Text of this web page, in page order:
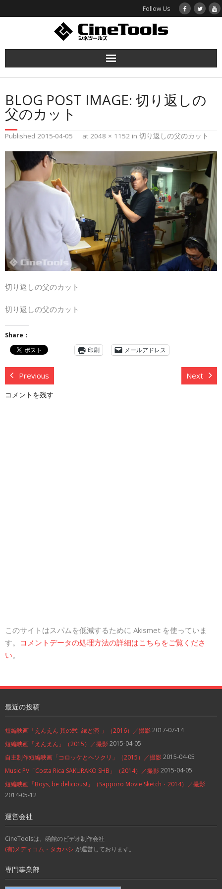
Follow Us
ホーム
函館映画プロジェクト
シネツールズとは
お問い合わせ
BLOG POST IMAGE: 切り返しの
父のカット
Published 2015-04-05 at 2048 × 1152 in 切り返しの父のカット
切り返しの父のカット
切り返しの父のカット
Share：
印刷
メールアドレス
Previous Next
コメントを残す
このサイトはスパムを低減するために Akismet を使っていま
す。 コメントデータの処理方法の詳細はこちらをご覧くださ
い。
最近の投稿
短編映画「えんえん 其の弐 -縁と演-」（2016）／撮影2017-07-14
短編映画「えんえん」（2015）／撮影2015-04-05
自主制作短編映画「コロッケとヘソクリ」（2015）／撮影2015-04-05
Music PV「Costa Rica SAKURAKO SHB」（2014）／撮影2015-04-05
短編映画「Boys, be delicious!」（Sapporo Movie Sketch・2014）／撮影
2014-05-12
運営会社
CineToolsは、函館のビデオ制作会社
(有)メディコム・タカハシ が運営しております。
専門事業部